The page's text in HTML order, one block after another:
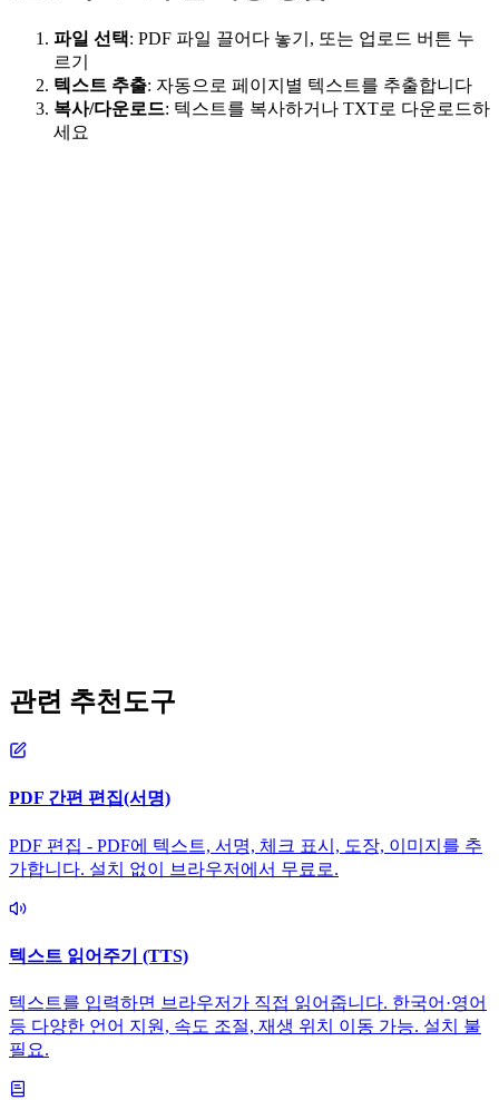
파일 선택: PDF 파일 끌어다 놓기, 또는 업로드 버튼 누
르기
텍스트 추출: 자동으로 페이지별 텍스트를 추출합니다
복사/다운로드: 텍스트를 복사하거나 TXT로 다운로드하
세요
관련 추천도구
PDF 간편 편집(서명)
PDF 편집 - PDF에 텍스트, 서명, 체크 표시, 도장, 이미지를 추
가합니다. 설치 없이 브라우저에서 무료로.
텍스트 읽어주기 (TTS)
텍스트를 입력하면 브라우저가 직접 읽어줍니다. 한국어·영어
등 다양한 언어 지원, 속도 조절, 재생 위치 이동 가능. 설치 불
필요.